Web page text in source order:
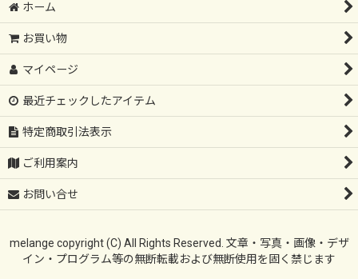
ホーム
お買い物
マイページ
最近チェックしたアイテム
特定商取引法表示
ご利用案内
お問い合せ
melange copyright (C) All Rights Reserved. 文章・写真・画像・デザ
イン・プログラム等の無断転載および無断使用を固く禁じます